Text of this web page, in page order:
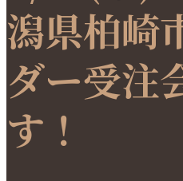
潟県柏崎
ダー受注
す！